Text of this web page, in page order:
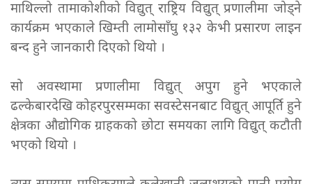
माथिल्लो तामाकोशीको विद्युत् राष्ट्रिय विद्युत् प्रणालीमा जोड्ने
कार्यक्रम भएकाले खिम्ती लामोसाँघु १३२ केभी प्रसारण लाइन
बन्द हुने जानकारी दिएको थियो ।
सो अवस्थामा प्रणालीमा विद्युत् अपुग हुने भएकाले
ढल्केबारदेखि कोहरपुरसम्मका सवस्टेसनबाट विद्युत् आपूर्ति हुने
क्षेत्रका औद्योगिक ग्राहकको छोटा समयका लागि विद्युत् कटौती
भएको थियो ।